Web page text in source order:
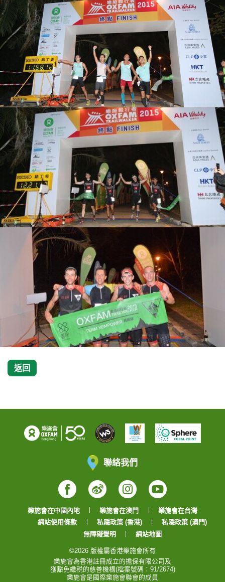
返回
聯絡我們
Facebook
WeiboInstagram
YouTube
樂施會在中國內地 樂施會在澳門
樂施會在台灣
網站使用條款
私隱政策 (香港)
私隱政策 (澳門)
無障礙聲明
網站地圖
©2026 版權屬香港樂施會所有
樂施會為香港註冊成立的擔保有限公司及
獲豁免繳税的慈善機構(檔案號碼：91/2674)
樂施會是國際樂施會聯會的成員